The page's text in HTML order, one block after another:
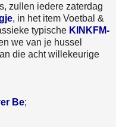
zullen iedere zaterdag
, in het item Voetbal &
typische KINKFM-
we van je hussel
die acht willekeurige
Be;